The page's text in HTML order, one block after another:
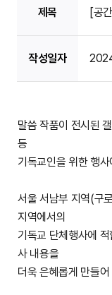
제목 [공
작성일자
말씀 작품이 전시된
등
기독교인을 위한 행
서울 서남부 지역(구
지역에서의
기독교 단체행사에
사 내용을
더욱 은혜롭게 만들